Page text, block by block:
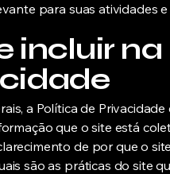
para suas atividades e
incluir
a Política de
que o site está
de por que o
são as práticas do site